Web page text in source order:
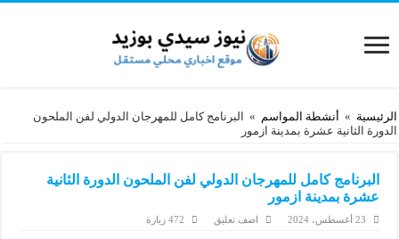
الرئيسية » أنشطة المواسم »
البرنامج كامل للمهرجان الدولي لفن الملحون
الدورة الثانية عشرة بمدينة ازمور
البرنامج كامل للمهرجان الدولي لفن الملحون الدورة الثانية
عشرة بمدينة ازمور
23 أغسطس، 2024 اضف تعليق 472 زيارة